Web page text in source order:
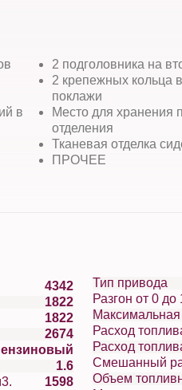
в
2 подголовника на
2 крепежных кольца
поклажи
Место для хранения
отделения
Тканевая отделка
ПРОЧЕЕ
4342
1822
1822
2674
1.6
см3.
1598
Тип привода
Разгон от 0 до
Расход
Расход
Смешанный